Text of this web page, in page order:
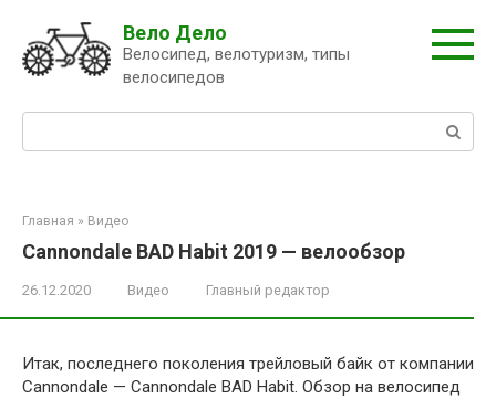
контенту
Вело Дело
Велосипед, велотуризм, типы
велосипедов
Главная » Видео
Cannondale BAD Habit 2019 — велообзор
26.12.2020 Видео Главный редактор
Итак, последнего поколения трейловый байк от компании
Cannondale — Cannondale BAD Habit. Обзор на велосипед